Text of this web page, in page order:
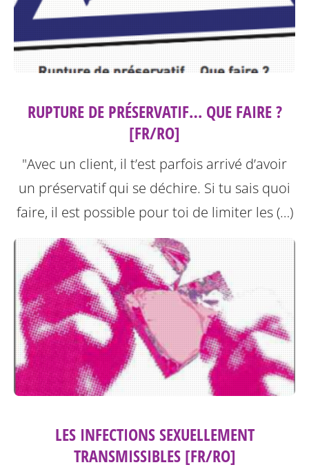
RUPTURE DE PRÉSERVATIF… QUE FAIRE ?
[FR/RO]
"Avec un client, il t’est parfois arrivé d’avoir
un préservatif qui se déchire. Si tu sais quoi
faire, il est possible pour toi de limiter les (…)
LES INFECTIONS SEXUELLEMENT
TRANSMISSIBLES [FR/RO]